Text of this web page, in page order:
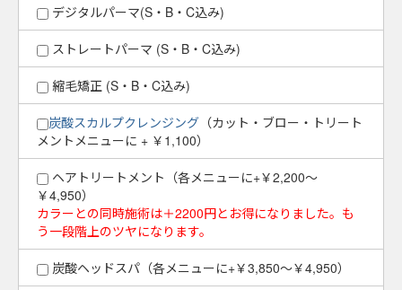
デジタルパーマ(S・B・C込み)
ストレートパーマ (S・B・C込み)
縮毛矯正 (S・B・C込み)
炭酸スカルプクレンジング （カット・ブロー・トリート
メントメニューに + ￥1,100）
ヘアトリートメント（各メニューに+￥2,200～
￥4,950）
カラーとの同時施術は＋2200円とお得になりました。も
う一段階上のツヤになります。
炭酸ヘッドスパ（各メニューに+￥3,850～￥4,950）